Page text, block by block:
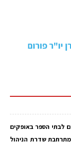
פורום
לבתי הספר באופקים
שדרת הניהול